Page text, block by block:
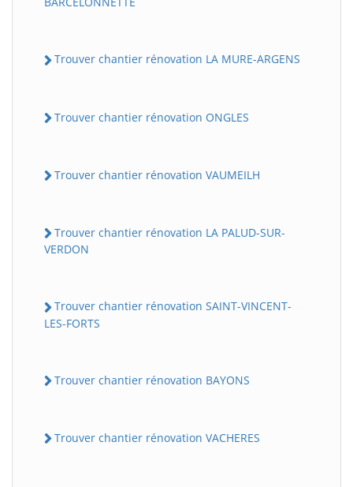
Trouver chantier rénovation LA MURE-ARGENS
Trouver chantier rénovation ONGLES
Trouver chantier rénovation VAUMEILH
Trouver chantier rénovation LA PALUD-SUR-
VERDON
Trouver chantier rénovation SAINT-VINCENT-
LES-FORTS
Trouver chantier rénovation BAYONS
Trouver chantier rénovation VACHERES